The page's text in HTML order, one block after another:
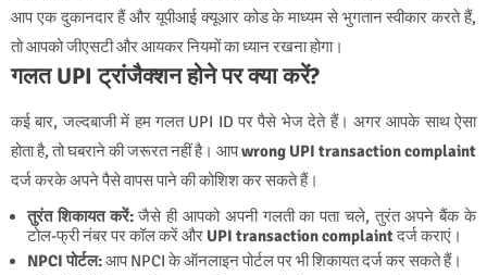
आप एक दुकानदार हैं और यूपीआई क्यूआर कोड के माध्यम से भुगतान स्वीकार करते हैं,
तो आपको जीएसटी और आयकर नियमों का ध्यान रखना होगा।
गलत UPI ट्रांजैक्शन होने पर क्या करें?
कई बार, जल्दबाजी में हम गलत UPI ID पर पैसे भेज देते हैं। अगर आपके साथ ऐसा
होता है, तो घबराने की जरूरत नहीं है। आपwrong UPI transaction complaint
दर्ज करके अपने पैसे वापस पाने की कोशिश कर सकते हैं।
तुरंत शिकायत करें:जैसे ही आपको अपनी गलती का पता चले, तुरंत अपने बैंक के
टोल-फ्री नंबर पर कॉल करें और UPI transaction complaintदर्ज कराएं।
NPCI पोर्टल:आप NPCI के ऑनलाइन पोर्टल पर भी शिकायत दर्ज कर सकते हैं।